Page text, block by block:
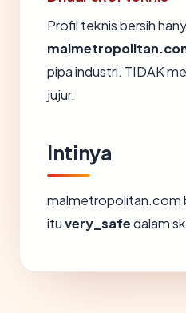
Profil teknis bersih
pipa industri. TIDAK
jujur.
Intinya
malmetropolitan.com
ituvery_safedalam